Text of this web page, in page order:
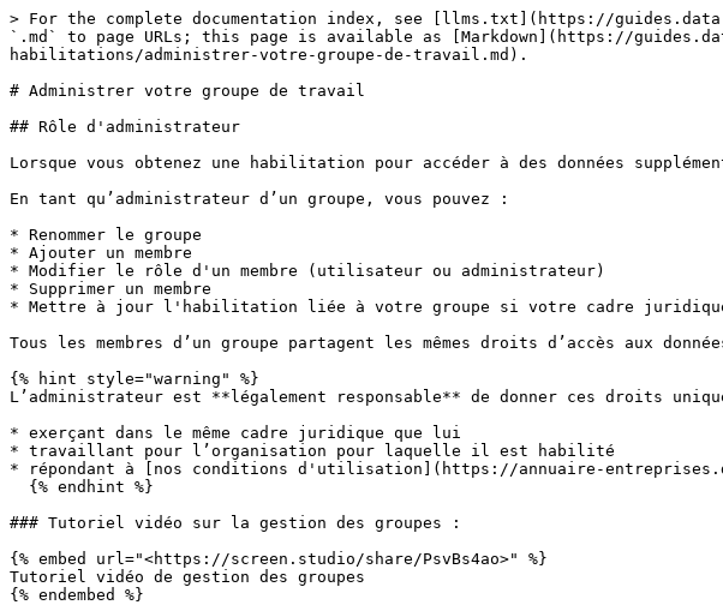
> For the complete documentation index, see [llms.txt](https://
`.md` to page URLs; this page is available as [Markdown](https://
habilitations/administrer-votre-groupe-de-travail.md).
# Administrer votre groupe de travail
## Rôle d'administrateur
Lorsque vous obtenez une habilitation pour accéder à des données
En tant qu’administrateur d’un groupe, vous pouvez :
* Renommer le groupe
* Ajouter un membre
* Modifier le rôle d'un membre (utilisateur ou administrateur)
* Supprimer un membre
* Mettre à jour l'habilitation liée à votre groupe si votre cadre
Tous les membres d’un groupe partagent les mêmes droits d’accès aux
{% hint style="warning" %}
L’administrateur est **légalement responsable** de donner ces droits
* exerçant dans le même cadre juridique que lui
* travaillant pour l’organisation pour laquelle il est habilité
* répondant à [nos conditions d'utilisation](https://annuaire-
### Tutoriel vidéo sur la gestion des groupes :
{% embed url="<https://screen.studio/share/PsvBs4ao>" %}
Tutoriel vidéo de gestion des groupes
{% endembed %}